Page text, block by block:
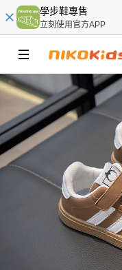
學步鞋專售
立刻使用官方APP